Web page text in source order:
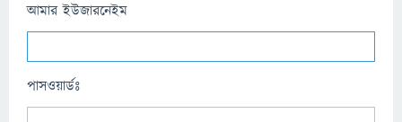
আমার ইউজারনেইম
পাসওয়ার্ডঃ